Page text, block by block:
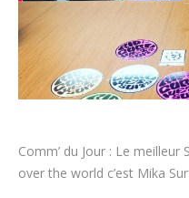
Comm’ du Jour : Le
over the world c’est Mika